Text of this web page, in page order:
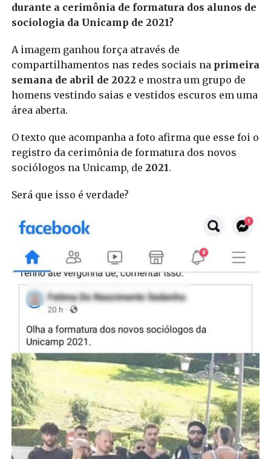
durante a cerimônia de formatura dos alunos de
sociologia da Unicamp de 2021?
A imagem ganhou força através de
compartilhamentos nas redes sociais na primeira
semana de abril de 2022 e mostra um grupo de
homens vestindo saias e vestidos escuros em uma
área aberta.
O texto que acompanha a foto afirma que esse foi o
registro da cerimônia de formatura dos novos
sociólogos na Unicamp, de 2021.
Será que isso é verdade?